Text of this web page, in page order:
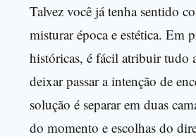
Talvez você já tenha sentido
misturar época e estética. Em
históricas, é fácil atribuir tudo
deixar passar a intenção de
solução é separar em duas
do momento e escolhas do